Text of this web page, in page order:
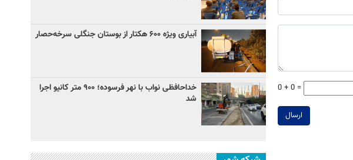
0 + 0 =
ارسال
آبیاری ویژه ۶۰۰ هکتار از بوستان جنگلی سرخه‌حصار
خداحافظی نواب با نهر فرسوده؛ ۹۰۰ متر کانیو اجرا
شد